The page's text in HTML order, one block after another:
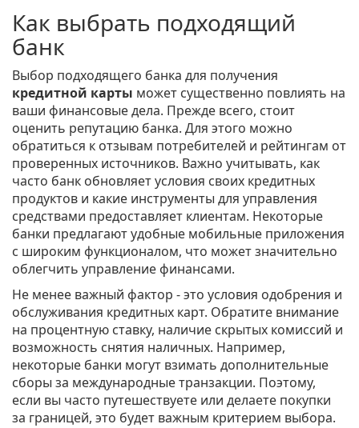
Как выбрать подходящий
банк
Выбор подходящего банка для получения
кредитной карты может существенно повлиять на
ваши финансовые дела. Прежде всего, стоит
оценить репутацию банка. Для этого можно
обратиться к отзывам потребителей и рейтингам от
проверенных источников. Важно учитывать, как
часто банк обновляет условия своих кредитных
продуктов и какие инструменты для управления
средствами предоставляет клиентам. Некоторые
банки предлагают удобные мобильные приложения
с широким функционалом, что может значительно
облегчить управление финансами.
Не менее важный фактор - это условия одобрения и
обслуживания кредитных карт. Обратите внимание
на процентную ставку, наличие скрытых комиссий и
возможность снятия наличных. Например,
некоторые банки могут взимать дополнительные
сборы за международные транзакции. Поэтому,
если вы часто путешествуете или делаете покупки
за границей, это будет важным критерием выбора.